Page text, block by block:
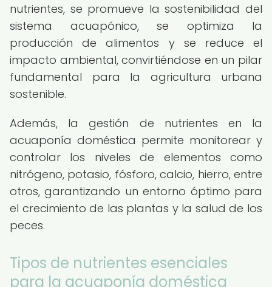
nutrientes, se promueve la sostenibilidad del
sistema acuapónico, se optimiza la
producción de alimentos y se reduce el
impacto ambiental, convirtiéndose en un pilar
fundamental para la agricultura urbana
sostenible.
Además, la gestión de nutrientes en la
acuaponía doméstica permite monitorear y
controlar los niveles de elementos como
nitrógeno, potasio, fósforo, calcio, hierro, entre
otros, garantizando un entorno óptimo para
el crecimiento de las plantas y la salud de los
peces.
Tipos de nutrientes esenciales
para la acuaponía doméstica